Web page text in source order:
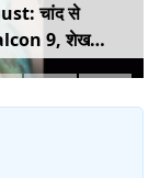
चांद से
9, शेख
ऐलान, MP में बस